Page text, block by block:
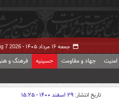
جمعه ۱۶ مرداد ۱۴۰۵ - 7 2026
امنیت جهاد و مقاومت حسینیه فرهنگ و
تاریخ انتشار: ۲۹ اسفند ۱۴۰۰ - ۱۵:۲۵